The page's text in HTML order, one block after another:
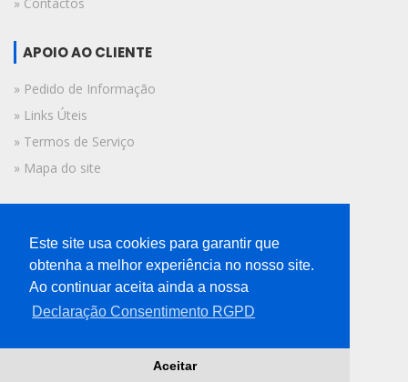
APOIO AO CLIENTE
» Pedido de Informação
» Links Úteis
» Termos de Serviço
» Mapa do site
© 2019 A Voz do Algarve.
Todos os direitos reservados.
Este site usa cookies para garantir que
obtenha a melhor experiência no nosso site.
Ao continuar aceita ainda a nossa
Declaração Consentimento RGPD
Aceitar